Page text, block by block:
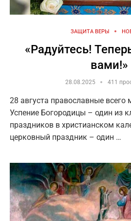
ЗАЩИТА ВЕРЫ
«Радуйтесь!
вами!»
28.08.2025 411
28 августа православные
Успение Богородицы – один из
праздников в христианском
церковный праздник – один …